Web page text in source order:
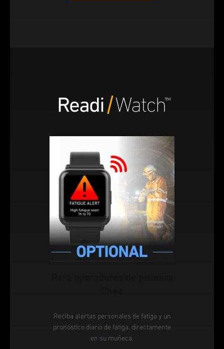
Reciba alertas personales de fatiga y un
pronóstico diario de fatiga, directamente
en su muñeca.